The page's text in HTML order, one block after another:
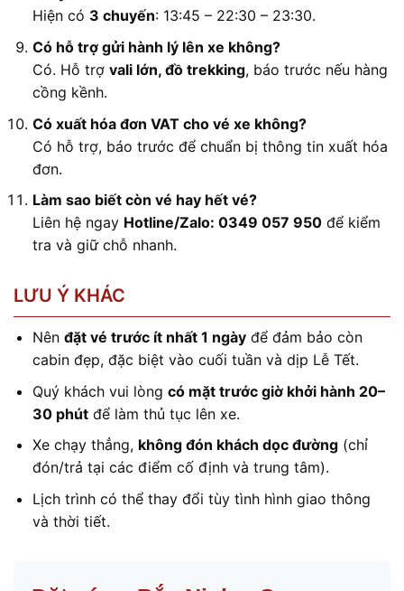
Hiện có 3 chuyến: 13:45 – 22:30 – 23:30.
Có hỗ trợ gửi hành lý lên xe không?
Có. Hỗ trợ vali lớn, đồ trekking, báo trước nếu hàng
cồng kềnh.
Có xuất hóa đơn VAT cho vé xe không?
Có hỗ trợ, báo trước để chuẩn bị thông tin xuất hóa
đơn.
Làm sao biết còn vé hay hết vé?
Liên hệ ngay Hotline/Zalo: 0349 057 950để kiểm
tra và giữ chỗ nhanh.
LƯU Ý KHÁC
Nên đặt vé trước ít nhất 1 ngàyđể đảm bảo còn
cabin đẹp, đặc biệt vào cuối tuần và dịp Lễ Tết.
Quý khách vui lòng có mặt trước giờ khởi hành 20–
30 phútđể làm thủ tục lên xe.
Xe chạy thẳng, không đón khách dọc đường(chỉ
đón/trả tại các điểm cố định và trung tâm).
Lịch trình có thể thay đổi tùy tình hình giao thông
và thời tiết.